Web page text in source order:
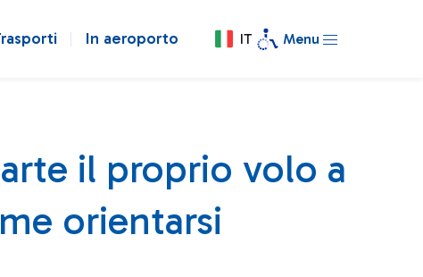
In aeroporto IT Menu
il proprio volo a
orientarsi